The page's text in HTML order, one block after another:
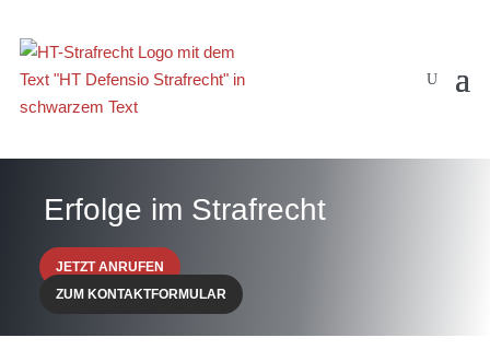
Erfolge im Strafrecht
JETZT ANRUFEN
ZUM KONTAKTFORMULAR